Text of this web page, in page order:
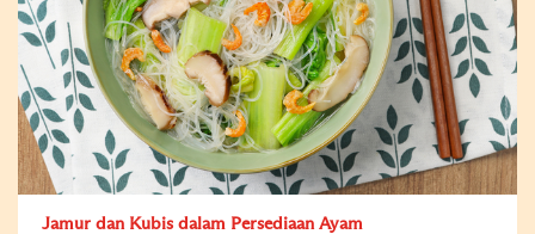
Jamur dan Kubis dalam Persediaan Ayam